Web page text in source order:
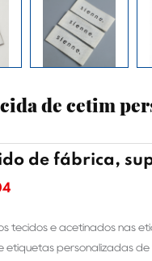
de cetim
de fábrica,
tecidos e acetinados nas
etiquetas personalizadas